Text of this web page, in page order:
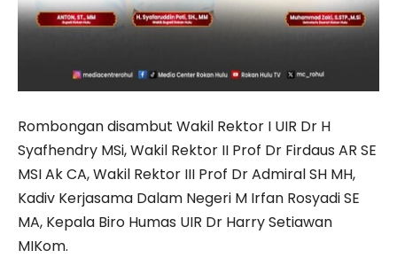
Rombongan disambut Wakil Rektor I UIR Dr H
Syafhendry MSi, Wakil Rektor II Prof Dr Firdaus AR SE
MSI Ak CA, Wakil Rektor III Prof Dr Admiral SH MH,
Kadiv Kerjasama Dalam Negeri M Irfan Rosyadi SE
MA, Kepala Biro Humas UIR Dr Harry Setiawan
MIKom.